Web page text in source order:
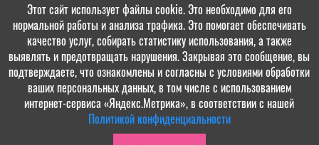
Этот сайт использует файлы cookie. Это необходимо для его
нормальной работы и анализа трафика. Это помогает обеспечивать
качество услуг, собирать статистику использования, а также
выявлять и предотвращать нарушения. Закрывая это сообщение, вы
подтверждаете, что ознакомлены и согласны с условиями обработки
ваших персональных данных, в том числе с использованием
интернет-сервиса «Яндекс.Метрика», в соответствии с нашей
Политикой конфиденциальности